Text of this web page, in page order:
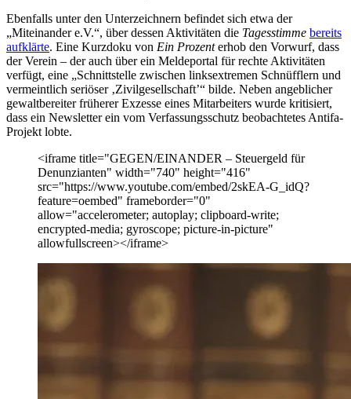
Ebenfalls unter den Unterzeichnern befindet sich etwa der
„Miteinander e.V.“, über dessen Aktivitäten die Tagesstimme bereits
aufklärte. Eine Kurzdoku von Ein Prozenterhob den Vorwurf, dass
der Verein – der auch über ein Meldeportal für rechte Aktivitäten
verfügt, eine „Schnittstelle zwischen linksextremen Schnüfflern und
vermeintlich seriöser ‚Zivilgesellschaft’“ bilde. Neben angeblicher
gewaltbereiter früherer Exzesse eines Mitarbeiters wurde kritisiert,
dass ein Newsletter ein vom Verfassungsschutz beobachtetes Antifa-
Projekt lobte.
<iframe title="GEGEN/EINANDER – Steuergeld für
Denunzianten" width="740" height="416"
src="https://www.youtube.com/embed/2skEA-G_idQ?
feature=oembed" frameborder="0"
allow="accelerometer; autoplay; clipboard-write;
encrypted-media; gyroscope; picture-in-picture"
allowfullscreen></iframe>